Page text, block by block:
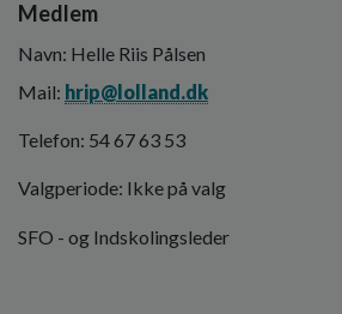
Medlem
Navn: Helle Riis Pålsen
Mail: hrip@lolland.dk
Telefon: 54 67 63 53
Valgperiode: Ikke på valg
SFO - og Indskolingsleder